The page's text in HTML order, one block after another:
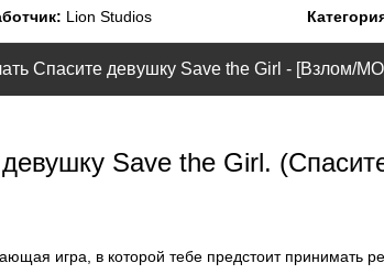
Lion Studios
Спасите девушку Save the Girl - [Взлом/
Save the Girl.
игра, в которой тебе предстоит принимать